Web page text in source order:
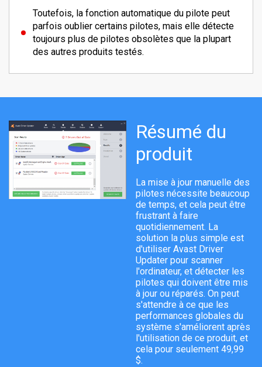
Toutefois, la fonction automatique du pilote peut
parfois oublier certains pilotes, mais elle détecte
toujours plus de pilotes obsolètes que la plupart
des autres produits testés.
Résumé du
produit
La mise à jour manuelle des
pilotes nécessite beaucoup
de temps, et cela peut être
frustrant à faire
quotidiennement. La
solution la plus simple est
d'utiliser Avast Driver
Updater pour scanner
l'ordinateur, et détecter les
pilotes qui doivent être mis
à jour ou réparés. On peut
s'attendre à ce que les
performances globales du
système s'améliorent après
l'utilisation de ce produit, et
cela pour seulement 49,99
$.